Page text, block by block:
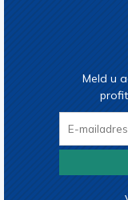
Meld u